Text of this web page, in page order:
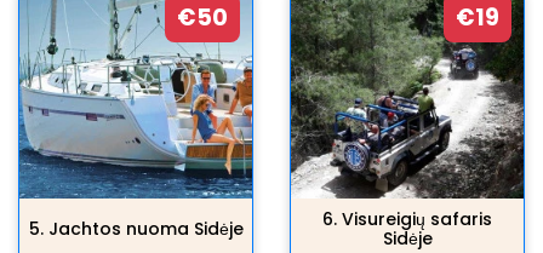
€50
5. Jachtos nuoma Sidėje
€19
6. Visureigių safaris
Sidėje